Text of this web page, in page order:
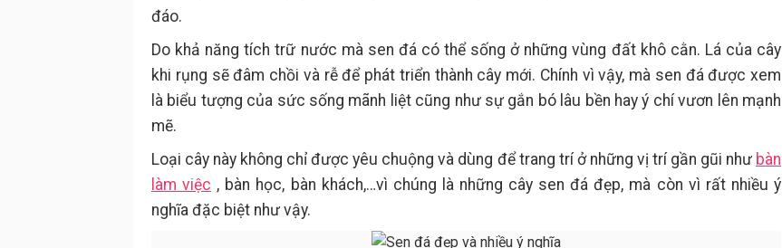
4.2.1. Đất trồng sen đá
4.2.2. Ánh sáng
4.2.3. Phân bón
4.3.1. Cây cỏ lan chi
4.3.2. Cây trầu bà
đáo.
Do khả năng tích trữ nước mà sen đá có thể sống ở những vùng đất khô cằn. Lá của cây
khi rụng sẽ đâm chồi và rễ để phát triển thành cây mới. Chính vì vậy, mà sen đá được xem
là biểu tượng của sức sống mãnh liệt cũng như sự gắn bó lâu bền hay ý chí vươn lên mạnh
mẽ.
Loại cây này không chỉ được yêu chuộng và dùng để trang trí ở những vị trí gần gũi như bàn
làm việc , bàn học, bàn khách,…vì chúng là những cây sen đá đẹp, mà còn vì rất nhiều ý
nghĩa đặc biệt như vậy.